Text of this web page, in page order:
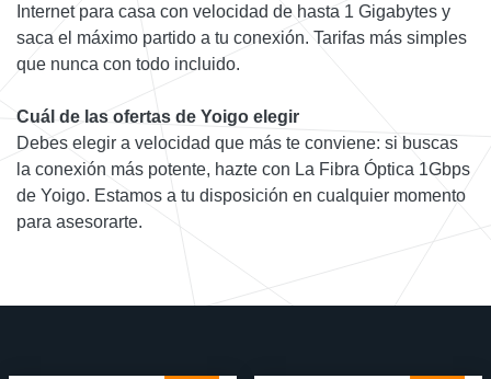
Internet para casa con velocidad de hasta 1 Gigabytes y
saca el máximo partido a tu conexión. Tarifas más simples
que nunca con todo incluido.
Cuál de las ofertas de Yoigo elegir
Debes elegir a velocidad que más te conviene: si buscas
la conexión más potente, hazte con La Fibra Óptica 1Gbps
de Yoigo. Estamos a tu disposición en cualquier momento
para asesorarte.